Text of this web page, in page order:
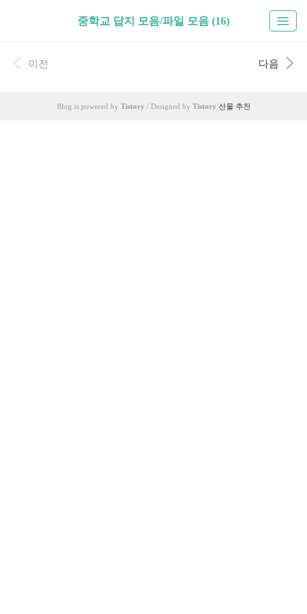
중학교 답지 모음/파일 모음 (16)
이전 다음
Blog is powered by Tistory / Designed by Tistory 선물 추천